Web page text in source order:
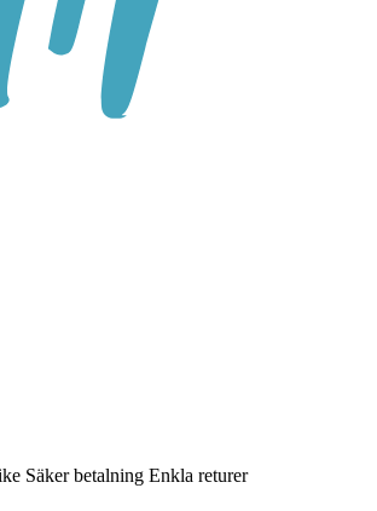
Säker betalning Enkla returer